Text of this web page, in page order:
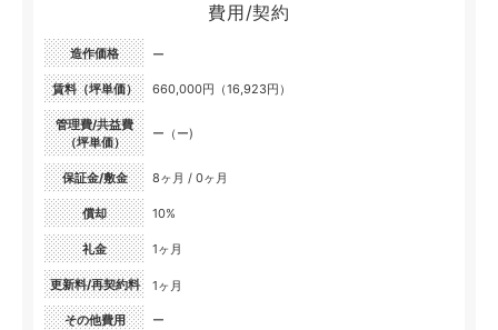
費用/契約
造作価格 ー
賃料（坪単価） 660,000円（16,923円）
管理費/共益費
（坪単価）
ー（ー)
保証金/敷金 8ヶ月 / 0ヶ月
償却 10%
礼金 1ヶ月
更新料/再契約料 1ヶ月
その他費用 ー